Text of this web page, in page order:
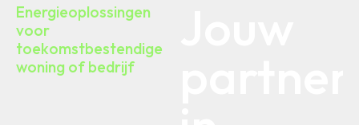
Energieoplossingen
voor
toekomstbestendige
woning of bedrijf